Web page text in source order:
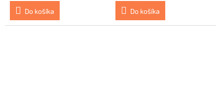
Do košíka Do košíka